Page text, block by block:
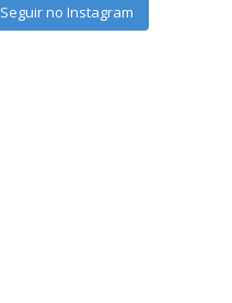
Seguir no Instagram